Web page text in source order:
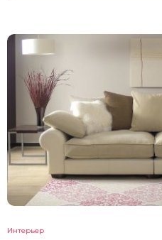
Интерьер